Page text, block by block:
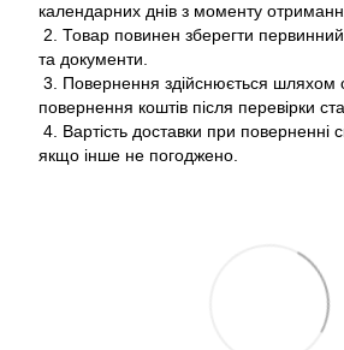
календарних днів з моменту
2. Товар повинен зберегти
та документи.
3. Повернення здійснюється шляхом
повернення коштів після перевірки
4. Вартість доставки при поверненні
якщо інше не погоджено.